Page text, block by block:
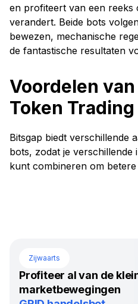
en profiteert van een reeks
verandert. Beide bots
bewezen, mechanische
de fantastische resultaten
Voordelen
Token
Bitsgap biedt verschillende
bots, zodat je verschillende
kunt combineren om
Zijwaarts
Profiteer al van de
marketbewegingen